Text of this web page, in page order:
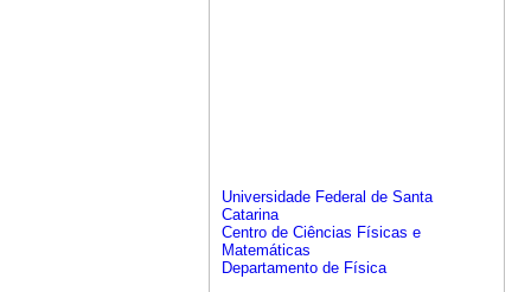
Universidade Federal de Santa
Catarina
Centro de Ciências Físicas e
Matemáticas
Departamento de Física